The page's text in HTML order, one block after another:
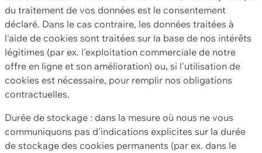
du traitement de vos données est le consentement
déclaré. Dans le cas contraire, les données traitées à
l'aide de cookies sont traitées sur la base de nos intérêts
légitimes (par ex. l'exploitation commerciale de notre
offre en ligne et son amélioration) ou, si l'utilisation de
cookies est nécessaire, pour remplir nos obligations
contractuelles.
Durée de stockage : dans la mesure où nous ne vous
communiquons pas d'indications explicites sur la durée
de stockage des cookies permanents (par ex. dans le